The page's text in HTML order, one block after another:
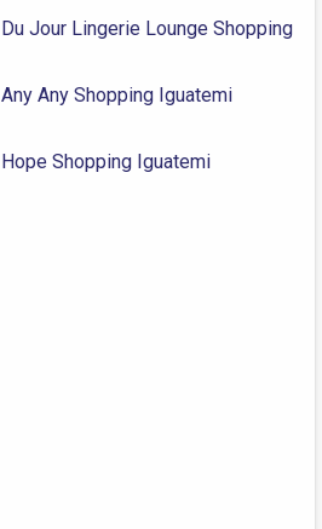
Du Jour Lingerie Lounge Shopping
Any Any Shopping Iguatemi
Hope Shopping Iguatemi